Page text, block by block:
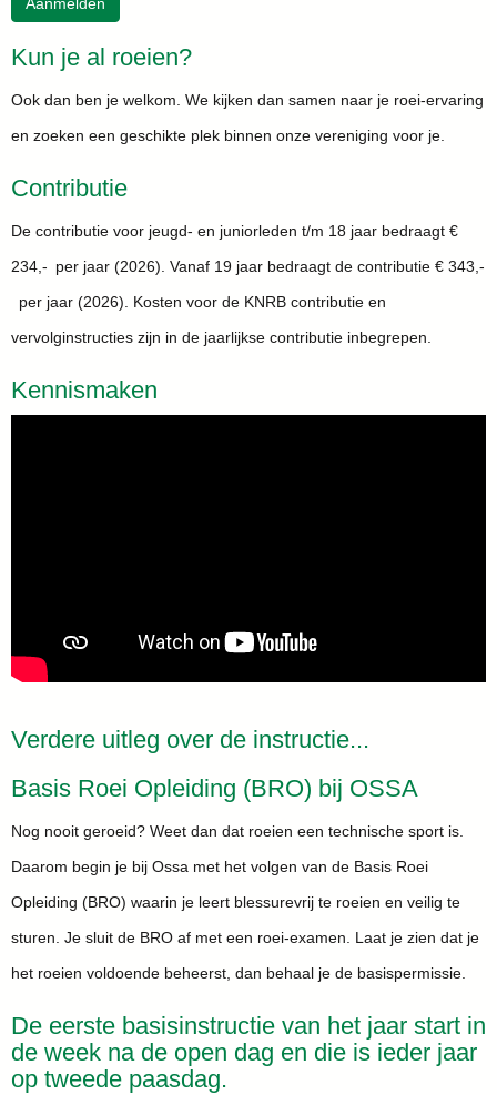
Aanmelden
Kun je al roeien?
Ook dan ben je welkom. We kijken dan samen naar je roei-ervaring
en zoeken een geschikte plek binnen onze vereniging voor je.
Contributie
De contributie voor jeugd- en juniorleden t/m 18 jaar bedraagt €
234,- per jaar (2026). Vanaf 19 jaar bedraagt de contributie € 343,-
per jaar (2026). Kosten voor de KNRB contributie en
vervolginstructies zijn in de jaarlijkse contributie inbegrepen.
Kennismaken
Verdere uitleg over de instructie...
Basis Roei Opleiding (BRO) bij OSSA
Nog nooit geroeid? Weet dan dat roeien een technische sport is.
Daarom begin je bij Ossa met het volgen van de Basis Roei
Opleiding (BRO) waarin je leert blessurevrij te roeien en veilig te
sturen. Je sluit de BRO af met een roei-examen. Laat je zien dat je
het roeien voldoende beheerst, dan behaal je de basispermissie.
De eerste basisinstructie van het jaar start in
de week na de open dag en die is ieder jaar
op tweede paasdag.